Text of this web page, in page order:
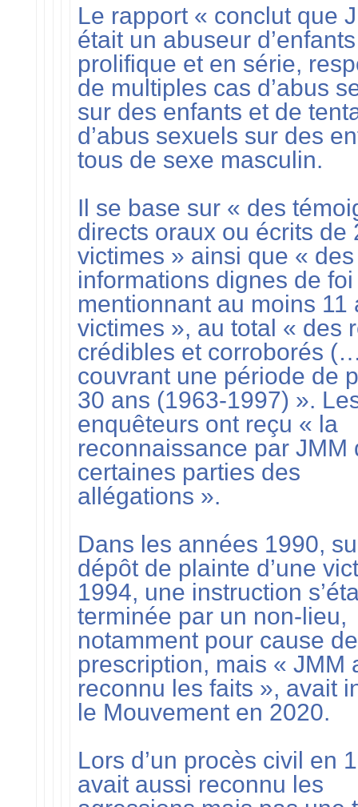
Le rapport « conclut que
était un abuseur d’enfants
prolifique et en série,
de multiples cas d’abus
sur des enfants et de
d’abus sexuels sur des
tous de sexe masculin.
Il se base sur « des
directs oraux ou écrits de
victimes » ainsi que « des
informations dignes de foi
mentionnant au moins 11
victimes », au total « des
crédibles et corroborés
couvrant une période de
30 ans (1963-1997) ».
enquêteurs ont reçu « la
reconnaissance par JMM
certaines parties des
allégations ».
Dans les années 1990,
dépôt de plainte d’une
1994, une instruction
terminée par un non-lieu,
notamment pour cause de
prescription, mais « JMM
reconnu les faits », avait
le Mouvement en 2020.
Lors d’un procès civil en
avait aussi reconnu les